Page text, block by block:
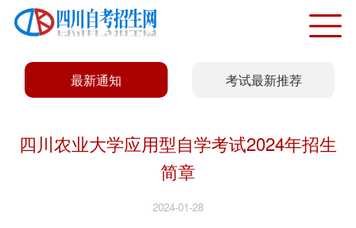
最新通知 考试最新推荐
四川农业大学应用型自学考试2024年招生
简章
2024-01-28